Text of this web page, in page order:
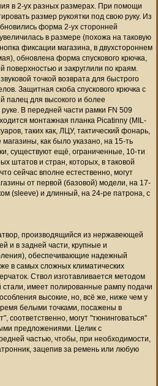
в 2-ух разных размерах. При помощи
размер рукоятки под свою руку. Из
форма 2-ух сторонней
увеличилась в размере (похожа на таковую
фиксации магазина, в двухстороннем
обновлена форма спускового крючка,
поверхностью и закруглили по краям.
точкой возврата для быстрого
Защитная скоба спускового крючка с
палец для высокого и более
В передней части рамки FN 509
монтажная планка Picatinny (MIL-
таких как, ЛЦУ, тактический фонарь,
как было указано, на 15-ть
существуют ещё, ограниченные, 10-ти
штатов и стран, которых, в таковой
сейчас вполне естественно, могут
от первой (базовой) модели, на 17-
(sleeve) и длинный, на 24-ре патрона, с
производящийся из нержавеющей
и в задней части, крупные и
обеспечивающие надежный
в самых сложных климатических
Ствол изготавливается методом
имеет полированные рампу подачи
высокие, но, всё же, ниже чем у
белыми точками, посажены в
соответственно, могут "тюнинговаться"
предложениями. Целик с
частью, чтобы, при необходимости,
зацепив за ремень или любую